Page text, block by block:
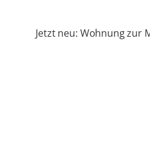
Jetzt neu: Wohnung zur